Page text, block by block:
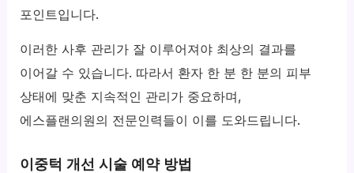
포인트입니다.
이러한 사후 관리가 잘 이루어져야 최상의 결과를
이어갈 수 있습니다. 따라서 환자 한 분 한 분의 피부
상태에 맞춘 지속적인 관리가 중요하며,
에스플랜의원의 전문인력들이 이를 도와드립니다.
이중턱 개선 시술 예약 방법